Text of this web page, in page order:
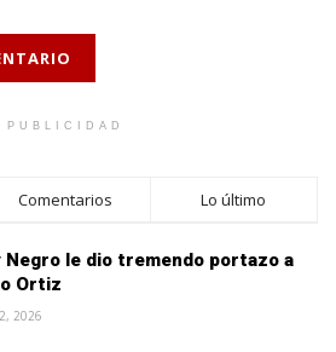
PUBLICIDAD
Comentarios Lo último
Negro le dio tremendo portazo a
Ortiz
2026